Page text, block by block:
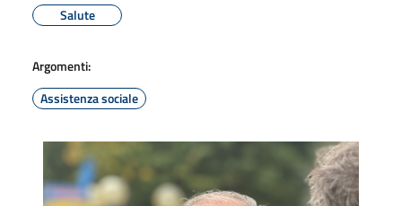
Salute
Argomenti:
Assistenza sociale